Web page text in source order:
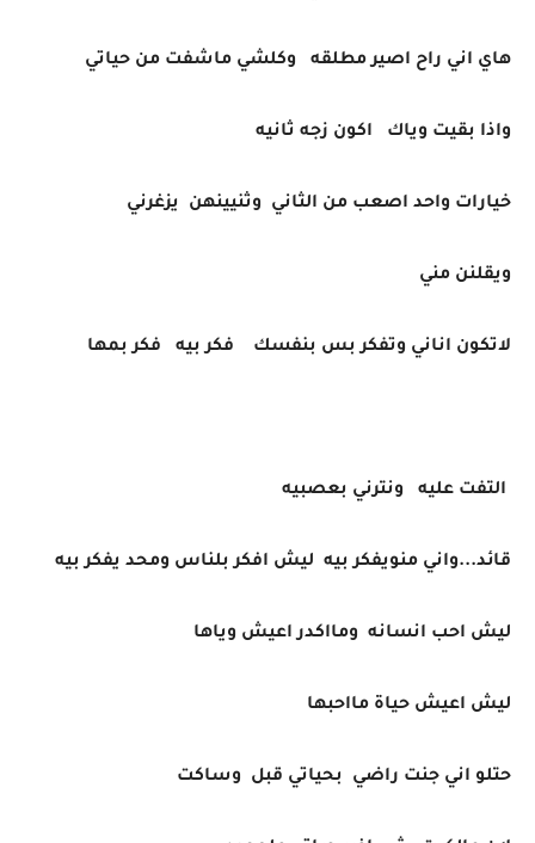
هاي اني راح اصير مطلقه وكلشي ماشفت من حياتي
واذا بقيت وياك اكون زجه ثانيه
خيارات واحد اصعب من الثاني وثنيينهن يزغرني
ويقلنن مني
لاتكون اناني وتفكر بس بنفسك فكر بيه فكر بمها
التفت عليه ونترني بعصبيه
قائد...واني منويفكر بيه ليش افكر بلناس ومحد يفكر بيه
ليش احب انسانه ومااكدر اعيش وياها
ليش اعيش حياة مااحبها
حتلو اني جنت راضي بحياتي قبل وساكت